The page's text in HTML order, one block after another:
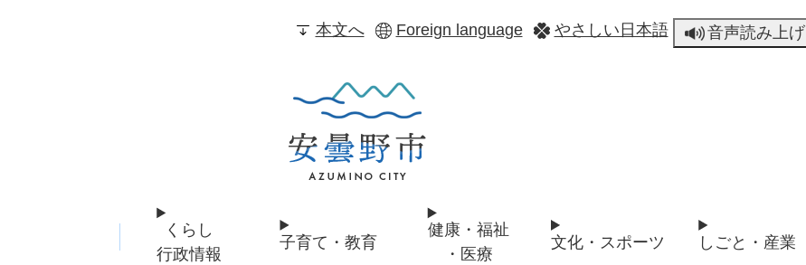
本文へ Foreign language やさしい日本語 音声読み上げ
くらし
行政情報
子育て・教育
健康・福祉
・医療
文化・スポーツ しごと・産業